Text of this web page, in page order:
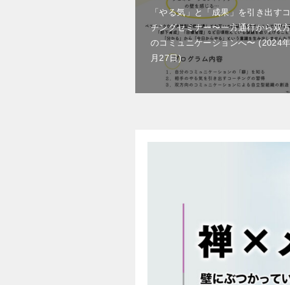
「やる気」と「成果」を引き出す
チングセミナー〜一方通行から双
のコミュニケーションへ〜
2024
月27日